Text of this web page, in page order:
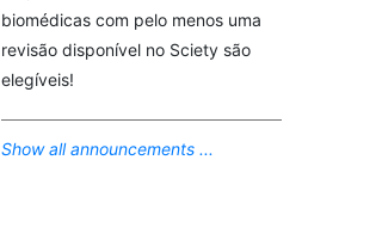
biomédicas com pelo menos uma
revisão disponível no Sciety são
elegíveis!
Show all announcements ...